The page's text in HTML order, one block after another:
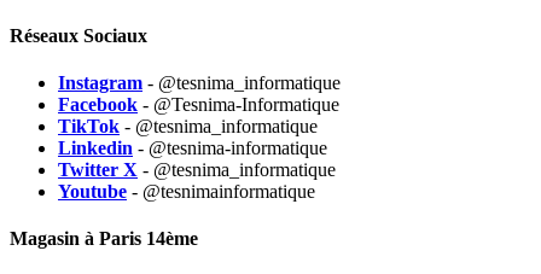
Réseaux Sociaux
Instagram - @tesnima_informatique
Facebook - @Tesnima-Informatique
TikTok - @tesnima_informatique
Linkedin - @tesnima-informatique
Twitter X - @tesnima_informatique
Youtube - @tesnimainformatique
Magasin à Paris 14ème